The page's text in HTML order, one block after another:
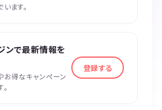
ます。
ンで最新情報を
お得なキャンペーン
登録する